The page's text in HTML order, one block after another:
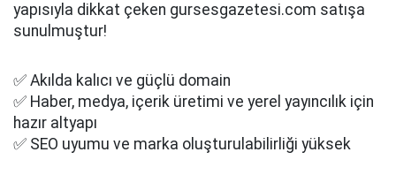
yapısıyla dikkat çeken gursesgazetesi.com satışa
sunulmuştur!
✅ Akılda kalıcı ve güçlü domain
✅ Haber, medya, içerik üretimi ve yerel yayıncılık için
hazır altyapı
✅ SEO uyumu ve marka oluşturulabilirliği yüksek